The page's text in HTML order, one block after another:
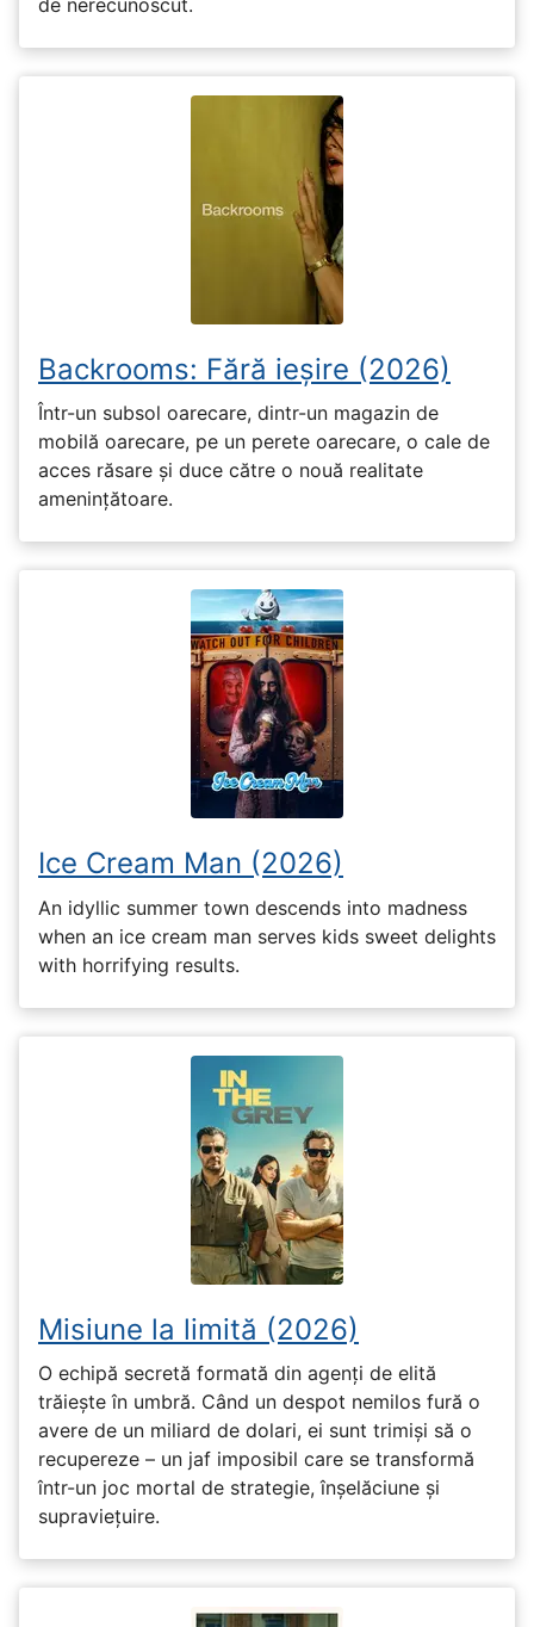
de nerecunoscut.
Backrooms: Fără ieșire (2026)
Într-un subsol oarecare, dintr-un magazin de
mobilă oarecare, pe un perete oarecare, o cale de
acces răsare și duce către o nouă realitate
amenințătoare.
Ice Cream Man (2026)
An idyllic summer town descends into madness
when an ice cream man serves kids sweet delights
with horrifying results.
Misiune la limită (2026)
O echipă secretă formată din agenți de elită
trăiește în umbră. Când un despot nemilos fură o
avere de un miliard de dolari, ei sunt trimiși să o
recupereze – un jaf imposibil care se transformă
într-un joc mortal de strategie, înșelăciune și
supraviețuire.